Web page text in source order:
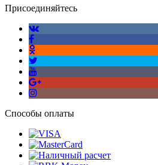
Присоединяйтесь
Способы оплаты